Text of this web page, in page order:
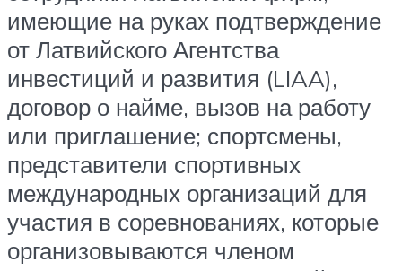
имеющие на руках подтверждение
от Латвийского Агентства
инвестиций и развития (LIAA),
договор о найме, вызов на работу
или приглашение; спортсмены,
представители спортивных
международных организаций для
участия в соревнованиях, которые
организовываются членом